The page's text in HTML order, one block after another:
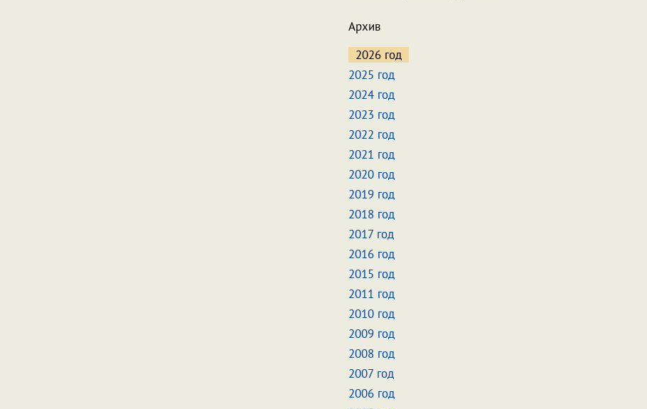
Архив
2026 год
2025 год
2024 год
2023 год
2022 год
2021 год
2020 год
2019 год
2018 год
2017 год
2016 год
2015 год
2011 год
2010 год
2009 год
2008 год
2007 год
2006 год